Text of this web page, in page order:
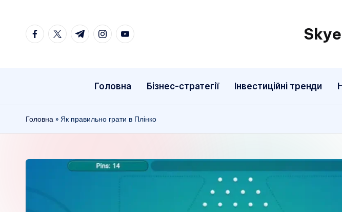
Перейтиfacebook.com
twitter.com
t.me instagram.com
youtube.com
Головна Бізнес-стратегії Інвестиційні тренди
Головна » Як правильно грати в Плінко